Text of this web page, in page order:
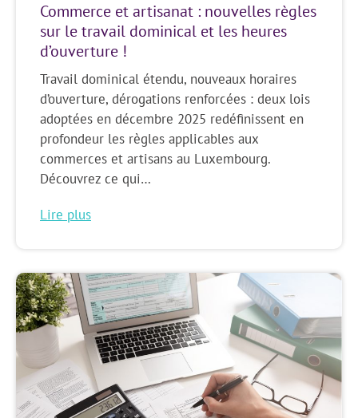
Commerce et artisanat : nouvelles règles
sur le travail dominical et les heures
d’ouverture !
Travail dominical étendu, nouveaux horaires
d’ouverture, dérogations renforcées : deux lois
adoptées en décembre 2025 redéfinissent en
profondeur les règles applicables aux
commerces et artisans au Luxembourg.
Découvrez ce qui…
Lire plus